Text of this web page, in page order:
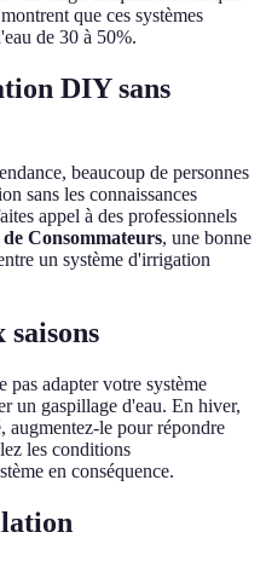
que ces systèmes
de 30 à 50%.
DIY sans
beaucoup de personnes
sans les connaissances
appel à des professionnels
Consommateurs, une bonne
un système d'irrigation
saisons
adapter votre système
un gaspillage d'eau. En hiver,
augmentez-le pour répondre
les conditions
en conséquence.